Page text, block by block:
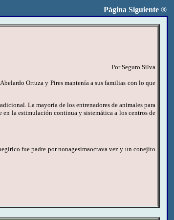
Página Siguiente ®
Por Seguro Silva
Ortuza y Pires mantenía a sus familias con lo que
La mayoría de los entrenadores de animales para
en la estimulación continua y sistemática a los centros de
fue padre por nonagesimaoctava vez y un conejito